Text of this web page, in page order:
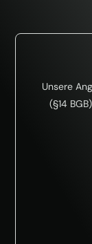
Unsere
(§14